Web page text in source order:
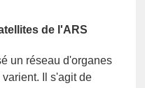
de l'ARS
un réseau d'organes
Il s'agit de